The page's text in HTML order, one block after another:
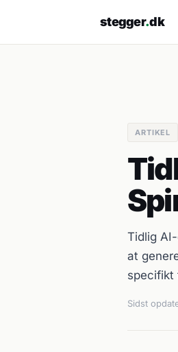
stegger.dk
ARTIKEL
Tidlig
at
specifikt
Sidst